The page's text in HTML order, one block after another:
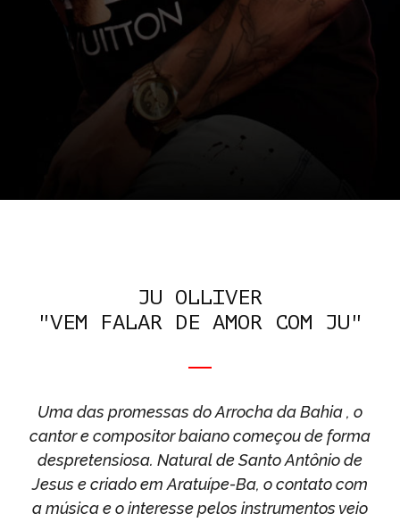
JU OLLIVER
"VEM FALAR DE AMOR COM JU"
Uma das promessas do Arrocha da Bahia , o
cantor e compositor baiano começou de forma
despretensiosa. Natural de Santo Antônio de
Jesus e criado em Aratuípe-Ba, o contato com
a música e o interesse pelos instrumentos veio